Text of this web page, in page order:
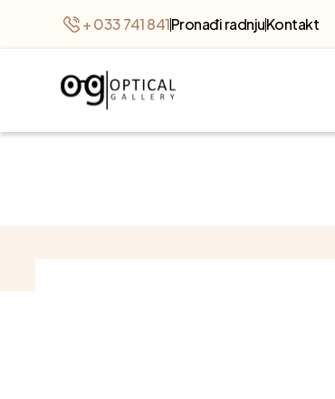
+ 033 741 841Pronađi radnjuKontakt